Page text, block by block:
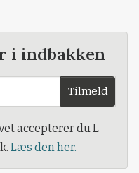
i indbakken
Tilmeld
accepterer du L-
Læs den her.